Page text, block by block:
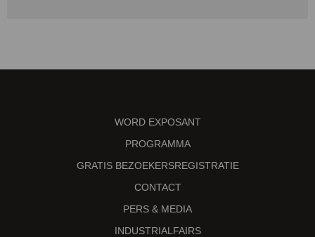
WORD EXPOSANT
PROGRAMMA
GRATIS BEZOEKERSREGISTRATIE
CONTACT
PERS & MEDIA
INDUSTRIALFAIRS